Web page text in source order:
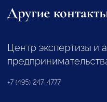
Другие
Центр экспертизы и
+7 (495) 247-4777